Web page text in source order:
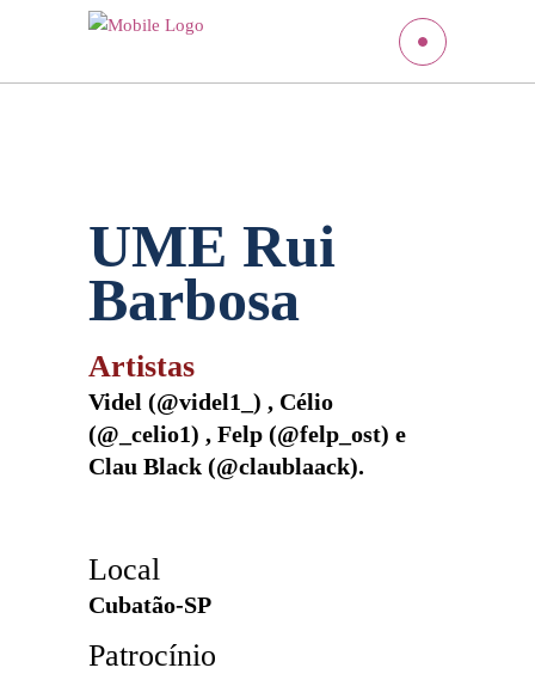
UME Rui
Barbosa
Artistas
Videl (@videl1_ ) , Célio
(@_celio1) , Felp (@felp_ost) e
Clau Black (@claublaack).
Local
Cubatão-SP
Patrocínio